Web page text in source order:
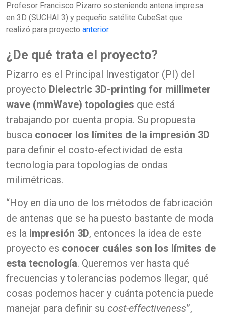
Profesor Francisco Pizarro sosteniendo antena impresa
en 3D (SUCHAI 3) y pequeño satélite CubeSat que
realizó para proyecto anterior.
¿De qué trata el proyecto?
Pizarro es el Principal Investigator (PI) del
proyecto Dielectric 3D-printing for millimeter
wave (mmWave) topologies que está
trabajando por cuenta propia. Su propuesta
busca conocer los límites de la impresión 3D
para definir el costo-efectividad de esta
tecnología para topologías de ondas
milimétricas.
“Hoy en día uno de los métodos de fabricación
de antenas que se ha puesto bastante de moda
es la impresión 3D, entonces la idea de este
proyecto es conocer cuáles son los límites de
esta tecnología. Queremos ver hasta qué
frecuencias y tolerancias podemos llegar, qué
cosas podemos hacer y cuánta potencia puede
manejar para definir su cost-effectiveness”,